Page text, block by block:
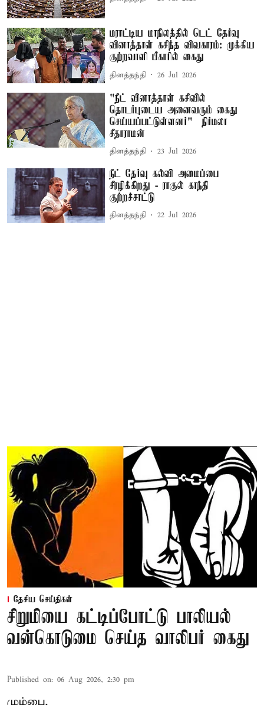
மராட்டிய மாநிலத்தில் டெட் தேர்வு
வினாத்தாள் கசிந்த விவகாரம்: முக்கிய
குற்றவாளி பீகாரில் கைது
தினத்தந்தி 26 Jul 2026
"நீட் வினாத்தாள் கசிவில்
தொடர்புடைய அனைவரும் கைது
செய்யப்பட்டுள்ளனர்" – நிர்மலா
சீதாராமன்
தினத்தந்தி 23 Jul 2026
நீட் தேர்வு கல்வி அமைப்பை
சீரழிக்கிறது - ராகுல் காந்தி
குற்றச்சாட்டு
தினத்தந்தி 22 Jul 2026
தேசிய செய்திகள்
சிறுமியை கட்டிப்போட்டு பாலியல்
வன்கொடுமை செய்த வாலிபர் கைது
Published on: 06 Aug 2026, 2:30 pm
மும்பை,